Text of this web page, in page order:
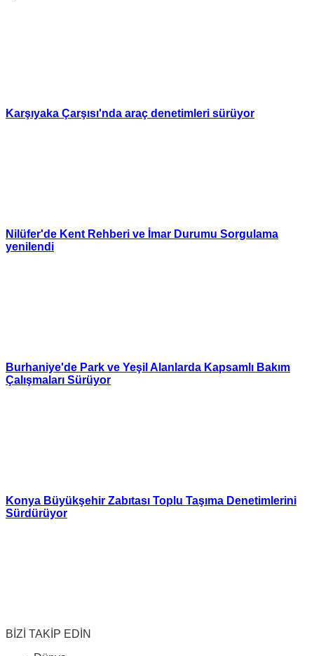
Karşıyaka Çarşısı'nda araç denetimleri sürüyor
Nilüfer'de Kent Rehberi ve İmar Durumu Sorgulama
yenilendi
Burhaniye'de Park ve Yeşil Alanlarda Kapsamlı Bakım
Çalışmaları Sürüyor
Konya Büyükşehir Zabıtası Toplu Taşıma Denetimlerini
Sürdürüyor
BİZİ TAKİP EDİN